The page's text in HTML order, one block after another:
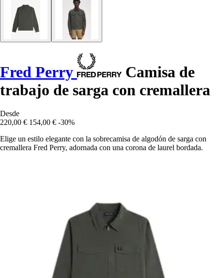
Fred Perry
Camisa de
trabajo de sarga con cremallera
Desde
220,00 € 154,00 € -30%
Elige un estilo elegante con la sobrecamisa de algodón de sarga con
cremallera Fred Perry, adornada con una corona de laurel bordada.